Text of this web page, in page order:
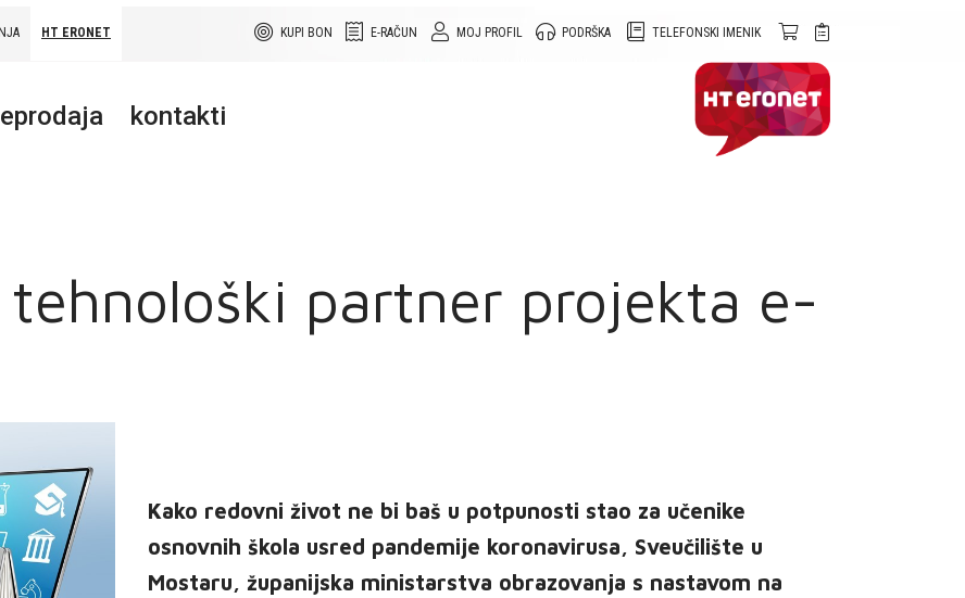
TELEFONSKI IMENIK
PODRŠKA
MOJ PROFIL
E-RAČUN
KUPI BON
HT ERONET
kontakti
tehnološki partner projekta e-
Kako redovni život ne bi baš u potpunosti stao za učenike
osnovnih škola usred pandemije koronavirusa, Sveučilište u
Mostaru, županijska ministarstva obrazovanja s nastavom na